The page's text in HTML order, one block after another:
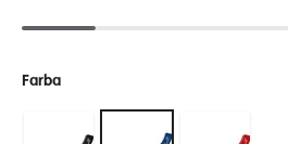
Farba